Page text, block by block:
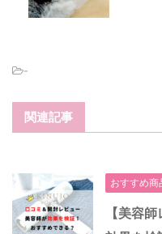
-
関連記事
おすすめ商
【美容